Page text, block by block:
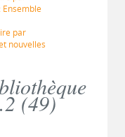
par
nouvelles
(49)